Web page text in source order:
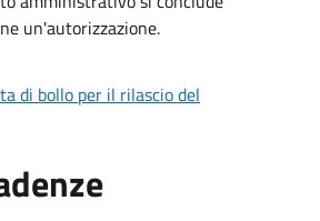
un'autorizzazione.
di bollo per il rilascio del